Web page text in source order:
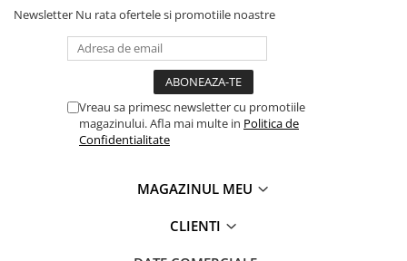
Dispozitive comunicatie
Senzori capacitivi
Senzori de presiune
Senzori magnetici-rezistivi
Newsletter Nu rata ofertele si promotiile noastre
Vreau sa primesc newsletter cu promotiile
magazinului. Afla mai multe in Politica de
Confidentialitate
MAGAZINUL MEU
CLIENTI